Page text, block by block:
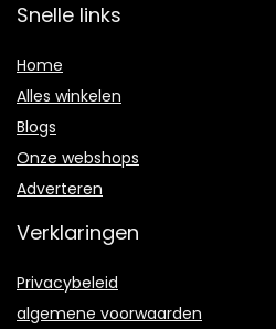
Snelle links
Home
Alles winkelen
Blogs
Onze webshops
Adverteren
Verklaringen
Privacybeleid
algemene voorwaarden